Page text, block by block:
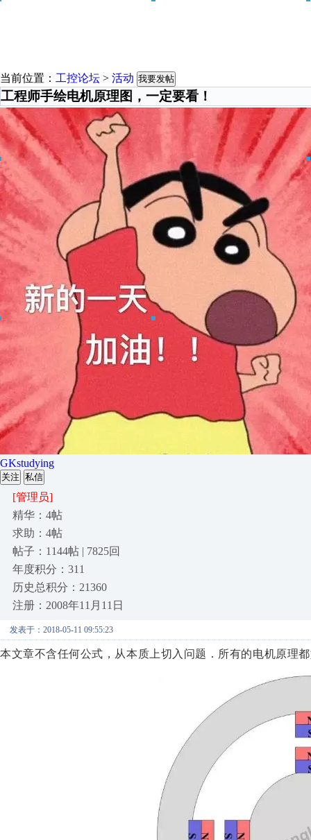
当前位置： 工控论坛 > 活动 我要发帖
工程师手绘电机原理图，一定要看！
GKstudying
关注 私信
[管理员]
精华：4帖
求助：4帖
帖子：1144帖 | 7825回
年度积分：311
历史总积分：21360
注册：2008年11月11日
发表于：2018-05-11 09:55:23
本文章不含任何公式，从本质上切入问题．所有的电机原理